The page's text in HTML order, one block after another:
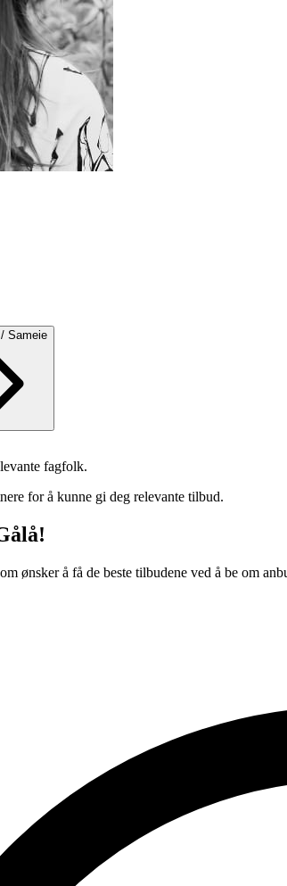
Sameie
fagfolk.
for å kunne gi deg relevante tilbud.
ønsker å få de beste tilbudene ved å be om